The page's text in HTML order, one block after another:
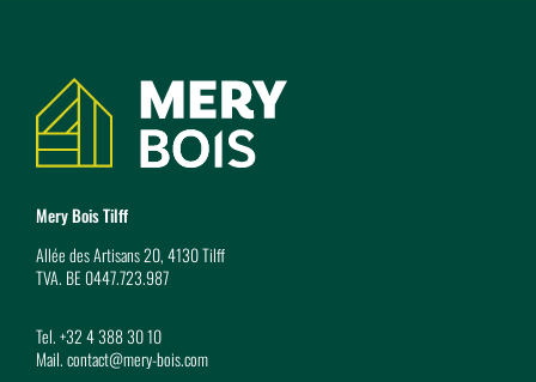
Coordonnées
Mery Bois Tilff
Allée des Artisans 20, 4130 Tilff
TVA. BE 0447.723.987
Tel.+32 4 388 30 10
Mail.contact@mery-bois.com